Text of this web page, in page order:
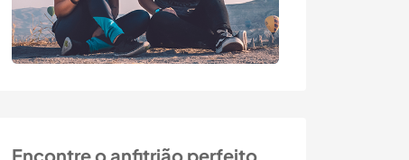
Encontre o anfitrião perfeito